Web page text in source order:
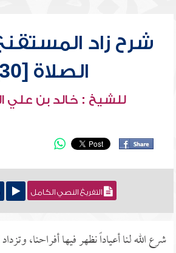
شرح زاد
الصلاة [30]
للشيخ : خالد بن علي
التفريغ النصي الكامل
شرع الله لنا أعياداً نظهر فيها أفراحنا،